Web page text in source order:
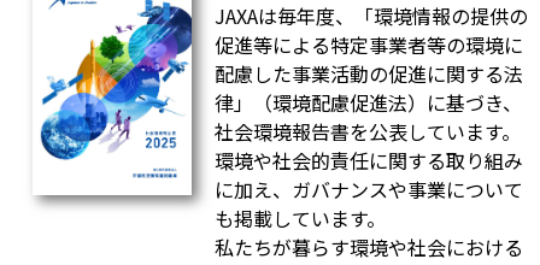
JAXAは毎年度、「環境情報の提供の
促進等による特定事業者等の環境に
配慮した事業活動の促進に関する法
律」（環境配慮促進法）に基づき、
社会環境報告書を公表しています。
環境や社会的責任に関する取り組み
に加え、ガバナンスや事業について
も掲載しています。
私たちが暮らす環境や社会における